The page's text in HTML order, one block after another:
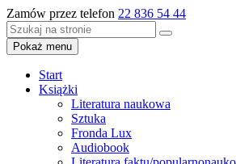
Zamów przez telefon 22 836 54 44
Pokaż menu
Start
Książki
Literatura naukowa
Sztuka
Fronda Lux
Audiobook